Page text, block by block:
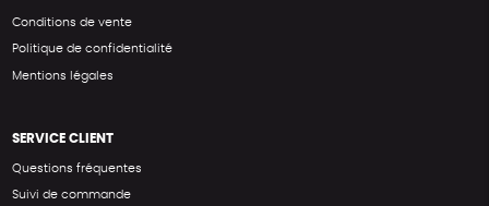
Conditions de vente
Politique de confidentialité
Mentions légales
SERVICE CLIENT
Questions fréquentes
Suivi de commande